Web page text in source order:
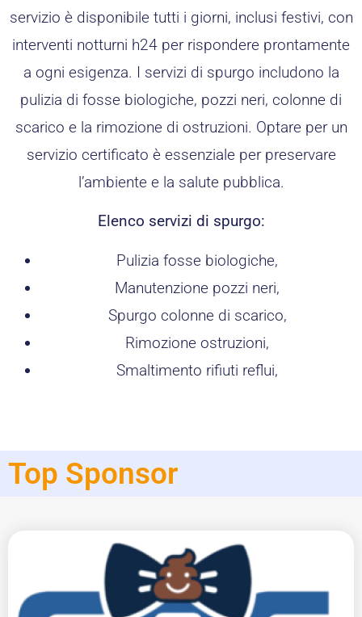
servizio è disponibile tutti i giorni, inclusi festivi, con
interventi notturni h24 per rispondere prontamente
a ogni esigenza. I servizi di spurgo includono la
pulizia di fosse biologiche, pozzi neri, colonne di
scarico e la rimozione di ostruzioni. Optare per un
servizio certificato è essenziale per preservare
l’ambiente e la salute pubblica.
Elenco servizi di spurgo:
Pulizia fosse biologiche,
Manutenzione pozzi neri,
Spurgo colonne di scarico,
Rimozione ostruzioni,
Smaltimento rifiuti reflui,
Top Sponsor